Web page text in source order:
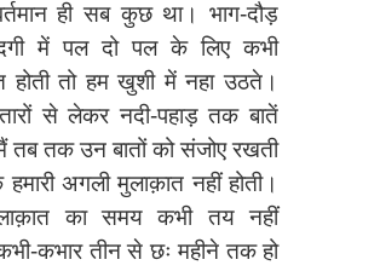
ही सब कुछ था। भाग-दौड़
में पल दो पल के लिए कभी
होती तो हम खुशी में नहा उठते।
से लेकर नदी-पहाड़ तक बातें
तब तक उन बातों को संजोए रखती
अगली मुलाक़ात नहीं होती।
का समय कभी तय नहीं
कभार तीन से छः महीने तक हो